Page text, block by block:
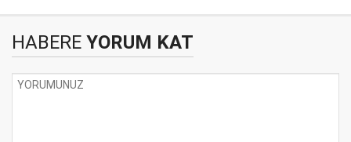
HABERE YORUM KAT